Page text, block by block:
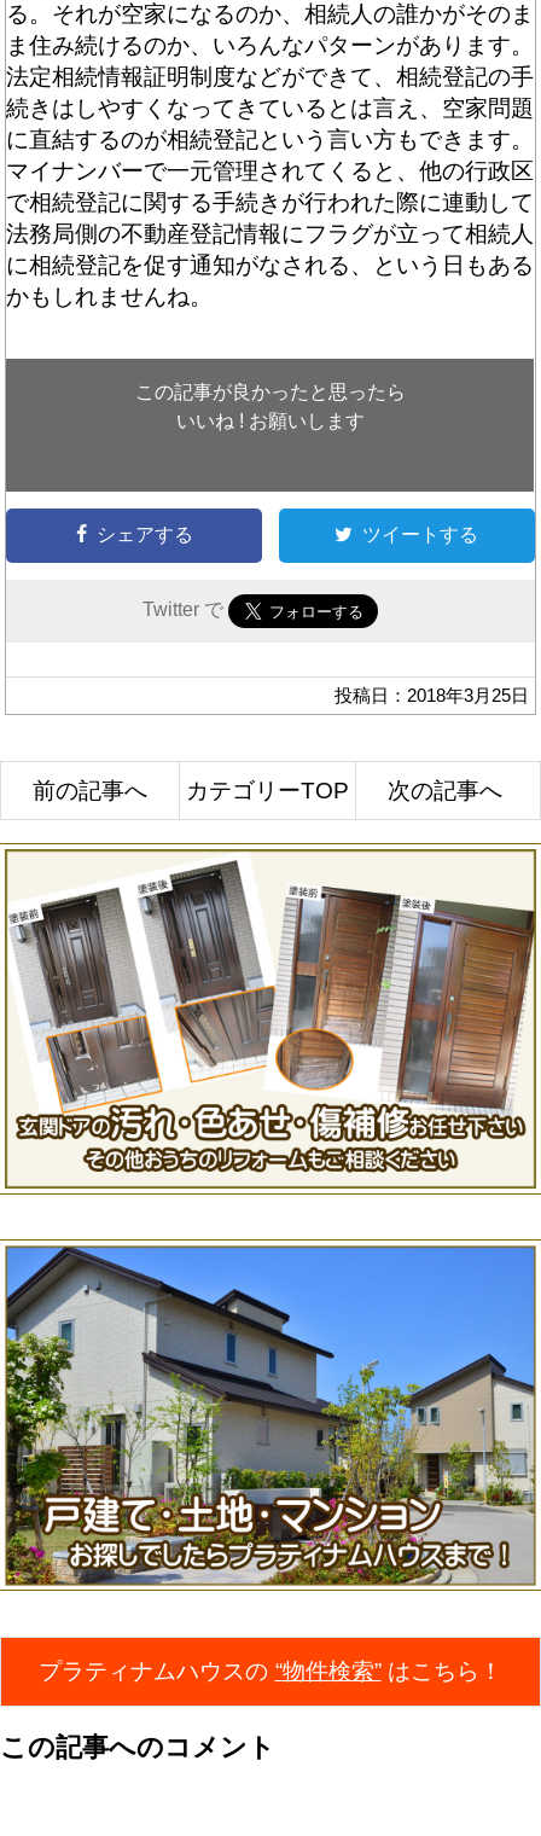
る。それが空家になるのか、相続人の誰かがそのま
ま住み続けるのか、いろんなパターンがあります。
法定相続情報証明制度などができて、相続登記の手
続きはしやすくなってきているとは言え、空家問題
に直結するのが相続登記という言い方もできます。
マイナンバーで一元管理されてくると、他の行政区
で相続登記に関する手続きが行われた際に連動して
法務局側の不動産登記情報にフラグが立って相続人
に相続登記を促す通知がなされる、という日もある
かもしれませんね。
この記事が良かったと思ったら
いいね ! お願いします
シェアする ツイートする
Twitter で
投稿日：2018年3月25日
前の記事へ カテゴリーTOP 次の記事へ
プラティナムハウスの “物件検索” はこちら！
この記事へのコメント